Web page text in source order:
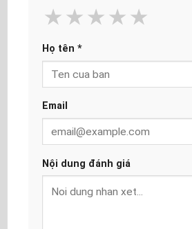
★
★
★
★
★
Họ tên *
Email
Nội dung đánh giá